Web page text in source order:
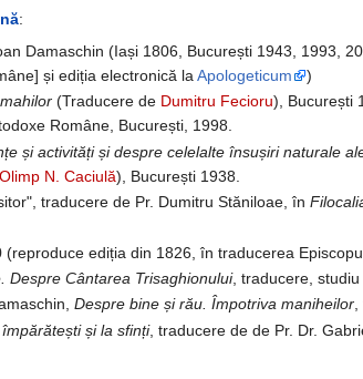
:
Damaschin (Iași 1806, București 1943, 1993,
și ediția electronică laApologeticum
)
(Traducere de Dumitru Fecioru), București
Române, București, 1998.
și activități și despre celelalte însușiri naturale
Olimp N. Caciulă), București 1938.
traducere de Pr. Dumitru Stăniloae, în
(reproduce ediția din 1826, în traducerea
Despre Cântarea Trisaghionului, traducere,
Despre bine și rău. Împotriva maniheilor,
și la sfinți, traducere de de Pr. Dr.